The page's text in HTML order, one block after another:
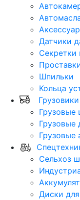
Датчики
Секретки
Шпильки
Кольца
Грузовики
Грузовые
Грузовые
Грузовые
Сельхоз
Диски